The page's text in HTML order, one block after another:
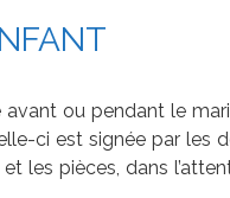
avant ou pendant le
ci est signée par les
les pièces, dans